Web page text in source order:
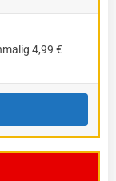
4,99 €